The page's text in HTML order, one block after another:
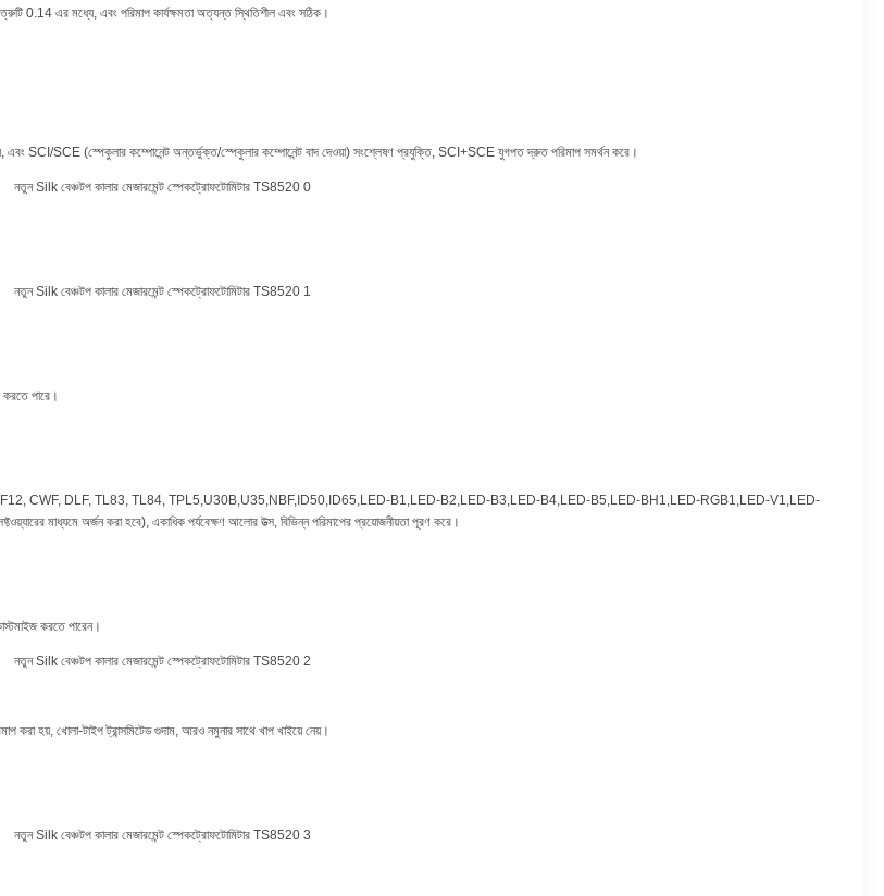
0.14 এর মধ্যে, এবং পরিমাপ কার্যক্ষমতা অত্যন্ত স্থিতিশীল এবং সঠিক।
SCI/SCE (স্পেকুলার কম্পোনেন্ট অন্তর্ভুক্ত/স্পেকুলার কম্পোনেন্ট বাদ দেওয়া) সংশ্লেষণ প্রযুক্তি, SCI+SCE যুগপত দ্রুত পরিমাপ সমর্থন করে।
করতে পারে।
F12, CWF, DLF, TL83, TL84, TPL5,U30B,U35,NBF,ID50,ID65,LED-B1,LED-B2,LED-B3,LED-B4,LED-B5,LED-BH1,LED-RGB1,LED-V1,LED-
মাধ্যমে অর্জন করা হবে), একাধিক পর্যবেক্ষণ আলোর উত্স, বিভিন্ন পরিমাপের প্রয়োজনীয়তা পূরণ করে।
করতে পারেন।
করা হয়, খোলা-টাইপ ট্রান্সমিটেড গুদাম, আরও নমুনার সাথে খাপ খাইয়ে নেয়।